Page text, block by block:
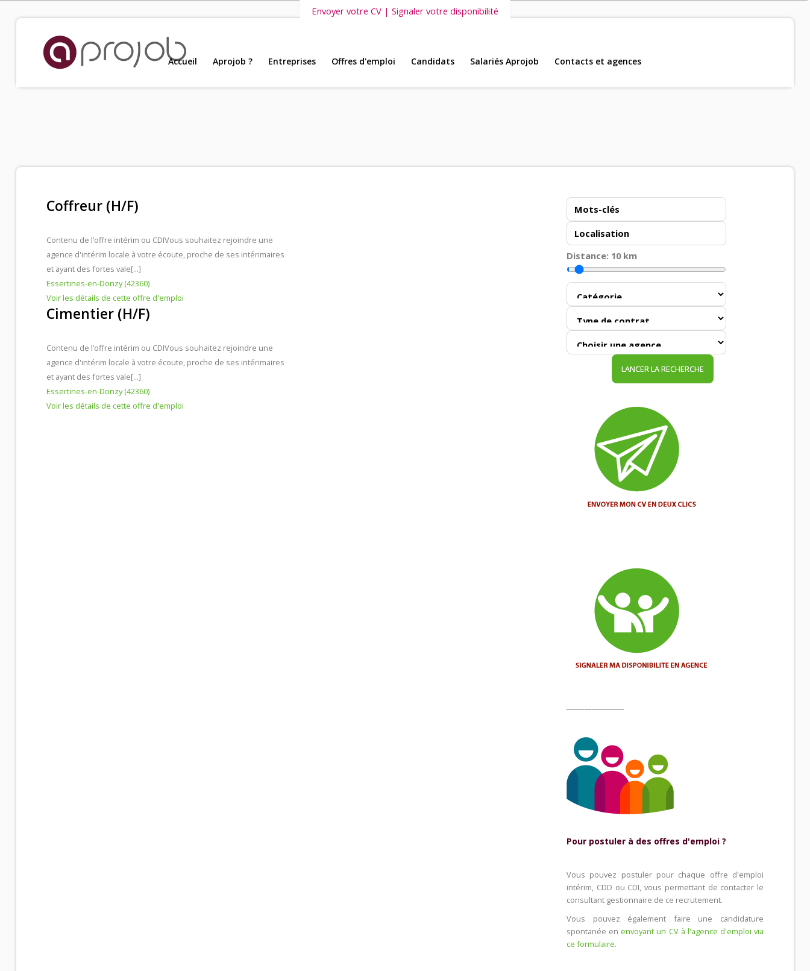
Accueil
Aprojob ?
Salariés Aprojob
Contacts et agences
Envoyer votre CV | Signaler votre disponibilité
Accueil Aprojob ? Entreprises Offres d'emploi Candidats Salariés Aprojob Contacts et agences
Coffreur (H/F)
Contenu de l’offre intérim ou CDIVous souhaitez rejoindre une
agence d'intérim locale à votre écoute, proche de ses intérimaires
et ayant des fortes vale[...]
Essertines-en-Donzy (42360)
Voir les détails de cette offre d'emploi
Cimentier (H/F)
Contenu de l’offre intérim ou CDIVous souhaitez rejoindre une
agence d'intérim locale à votre écoute, proche de ses intérimaires
et ayant des fortes vale[...]
Essertines-en-Donzy (42360)
Voir les détails de cette offre d'emploi
Distance: 10km
LANCER LA RECHERCHE
Pour postuler à des offres d'emploi ?
Vous pouvez postuler pour chaque offre d'emploi
intérim, CDD ou CDI, vous permettant de contacter le
consultant gestionnaire de ce recrutement.
Vous pouvez également faire une candidature
spontanée en envoyant un CV à l'agence d'emploi via
ce formulaire.